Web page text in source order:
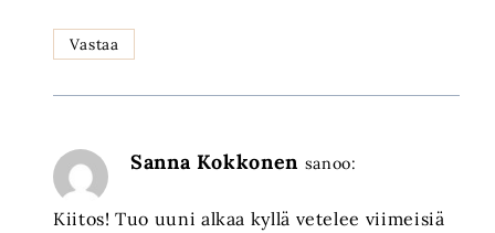
Vastaa
Sanna Kokkonen sanoo:
Kiitos! Tuo uuni alkaa kyllä vetelee viimeisiä